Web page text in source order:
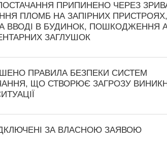
ПРИПИНЕНО ЧЕРЕЗ
ПЛОМБ НА ЗАПІРНИХ ПРИСТРОЯХ,
ВВОДІ В БУДИНОК, ПОШКОДЖЕННЯ
ЗАГЛУШОК
ПРАВИЛА БЕЗПЕКИ СИСТЕМ
ЩО СТВОРЮЄ ЗАГРОЗУ
ЗА ВЛАСНОЮ ЗАЯВОЮ